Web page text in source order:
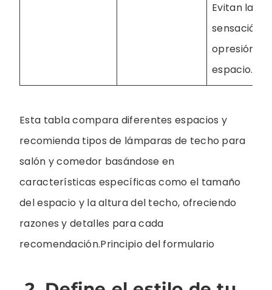
Evitan la
sensación
opresión
espacio.
Esta tabla compara diferentes espacios y
recomienda tipos de lámparas de techo para
salón y comedor basándose en
características específicas como el tamaño
del espacio y la altura del techo, ofreciendo
razones y detalles para cada
recomendación.Principio del formulario